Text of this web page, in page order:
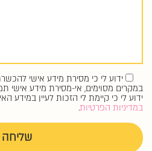
ידוע לי כי מסירת מידע אישי
במקרים מסוימים, אי-מסירת מידע אישי
ידוע לי כי קיימת לי הזכות לעיין במידע
במדיניות הפרטיות.